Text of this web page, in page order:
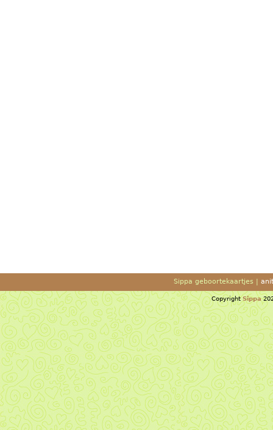
Sippa geboortekaartjes |
CopyrightSippa